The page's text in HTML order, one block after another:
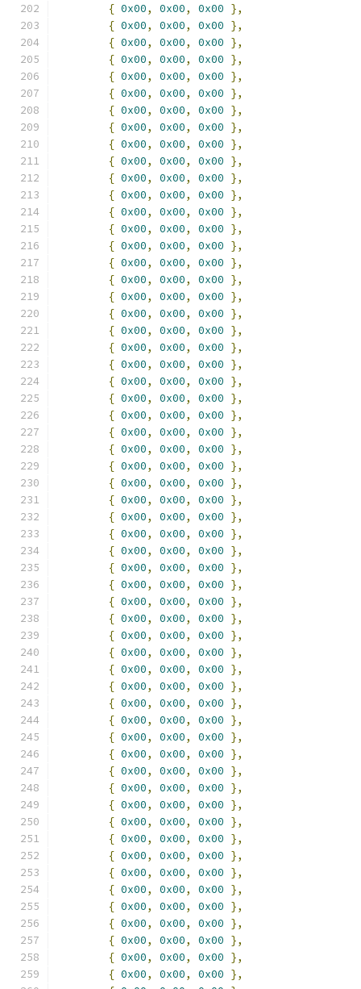
{ 0x00, 0x00, 0x00 },
{ 0x00, 0x00, 0x00 },
{ 0x00, 0x00, 0x00 },
{ 0x00, 0x00, 0x00 },
{ 0x00, 0x00, 0x00 },
{ 0x00, 0x00, 0x00 },
{ 0x00, 0x00, 0x00 },
{ 0x00, 0x00, 0x00 },
{ 0x00, 0x00, 0x00 },
{ 0x00, 0x00, 0x00 },
{ 0x00, 0x00, 0x00 },
{ 0x00, 0x00, 0x00 },
{ 0x00, 0x00, 0x00 },
{ 0x00, 0x00, 0x00 },
{ 0x00, 0x00, 0x00 },
{ 0x00, 0x00, 0x00 },
{ 0x00, 0x00, 0x00 },
{ 0x00, 0x00, 0x00 },
{ 0x00, 0x00, 0x00 },
{ 0x00, 0x00, 0x00 },
{ 0x00, 0x00, 0x00 },
{ 0x00, 0x00, 0x00 },
{ 0x00, 0x00, 0x00 },
{ 0x00, 0x00, 0x00 },
{ 0x00, 0x00, 0x00 },
{ 0x00, 0x00, 0x00 },
{ 0x00, 0x00, 0x00 },
{ 0x00, 0x00, 0x00 },
{ 0x00, 0x00, 0x00 },
{ 0x00, 0x00, 0x00 },
{ 0x00, 0x00, 0x00 },
{ 0x00, 0x00, 0x00 },
{ 0x00, 0x00, 0x00 },
{ 0x00, 0x00, 0x00 },
{ 0x00, 0x00, 0x00 },
{ 0x00, 0x00, 0x00 },
{ 0x00, 0x00, 0x00 },
{ 0x00, 0x00, 0x00 },
{ 0x00, 0x00, 0x00 },
{ 0x00, 0x00, 0x00 },
{ 0x00, 0x00, 0x00 },
{ 0x00, 0x00, 0x00 },
{ 0x00, 0x00, 0x00 },
{ 0x00, 0x00, 0x00 },
{ 0x00, 0x00, 0x00 },
{ 0x00, 0x00, 0x00 },
{ 0x00, 0x00, 0x00 },
{ 0x00, 0x00, 0x00 },
{ 0x00, 0x00, 0x00 },
{ 0x00, 0x00, 0x00 },
{ 0x00, 0x00, 0x00 },
{ 0x00, 0x00, 0x00 },
{ 0x00, 0x00, 0x00 },
{ 0x00, 0x00, 0x00 },
{ 0x00, 0x00, 0x00 },
{ 0x00, 0x00, 0x00 },
{ 0x00, 0x00, 0x00 },
{ 0x00, 0x00, 0x00 },